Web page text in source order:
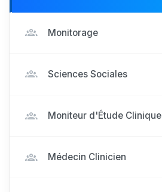
Monitorage
Sciences Sociales
Moniteur d'Étude Clinique
Médecin Clinicien